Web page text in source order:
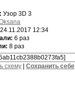
Узор 3D 3
24.11.2017 12:34
6 раз
8 раз
схему Cохранить себе